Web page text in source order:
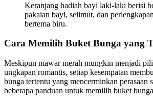
Keranjang hadiah bayi laki-laki berisi
pakaian bayi, selimut, dan
bertema biru.
Cara Memilih Buket Bunga yang
Meskipun mawar merah mungkin menjadi
ungkapan romantis, setiap kesempatan
bunga tertentu yang mencerminkan perasaan
beberapa panduan untuk memilih buket